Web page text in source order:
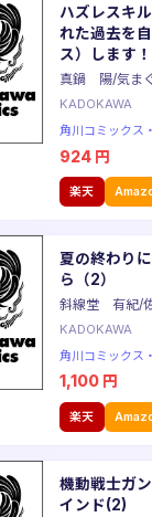
ハズレスキ
れた過去を
ス）します！
真鍋 陽/気ま
KADOKAWA
角川コミックス
924 円
楽天
夏の終わり
ら（2）
斜線堂 有紀/
KADOKAWA
角川コミックス
1,100 円
楽天
機動戦士ガ
インド(2)